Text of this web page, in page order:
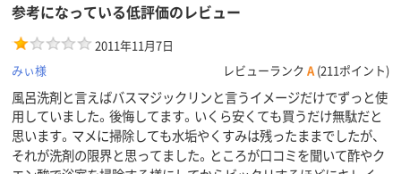
参考になっている低評価のレビュー
2011年11月7日
みぃ様
レビューランク A (211ポイント)
風呂洗剤と言えばバスマジックリンと言うイメージだけでずっと使
用していました。後悔してます。いくら安くても買うだけ無駄だと
思います。マメに掃除しても水垢やくすみは残ったままでしたが、
それが洗剤の限界と思ってました。ところが口コミを聞いて酢やク